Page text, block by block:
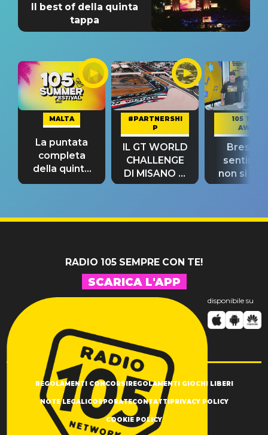
Il best of della quinta
tappa
MALTA
La puntata
completa
della quinta
tappa
#PARTNERSHI
P
IL GT WORLD
CHALLENGE
DI MISANO si
riconferma
105 TAKE
AWAY
Bresh:
non si
fino alla
RADIO 105 SEMPRE CON TE!
SCARICA L'APP
disponibile su
REGOLAMENTI CONCORSI REGOLAMENTI GIOCHI LIBERI
NOTE LEGALI CORPORATECONTATTI PRIVACY POLICY
COOKIE POLICY